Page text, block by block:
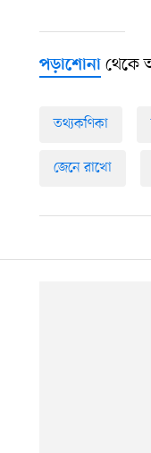
পড়াশোনা থেকে
তথ্যকণিকা
জেনে রাখো